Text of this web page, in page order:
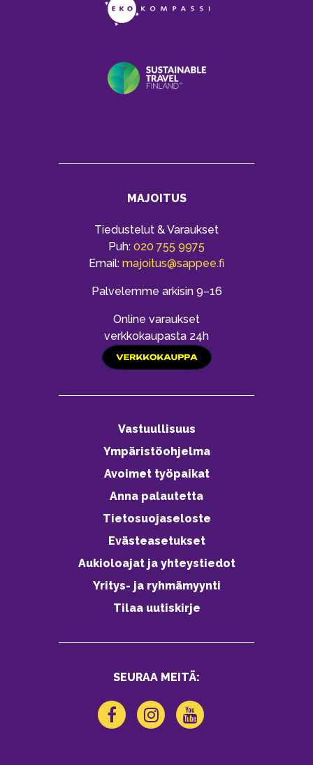
MAJOITUS
Tiedustelut & Varaukset
Puh: 020 755 9975
Email: majoitus@sappee.fi
Palvelemme arkisin 9–16
Online varaukset
verkkokaupasta 24h
Vastuullisuus
Ympäristöohjelma
Avoimet työpaikat
Anna palautetta
Tietosuojaseloste
Evästeasetukset
Aukioloajat ja yhteystiedot
Yritys- ja ryhmämyynti
Tilaa uutiskirje
SEURAA MEITÄ: